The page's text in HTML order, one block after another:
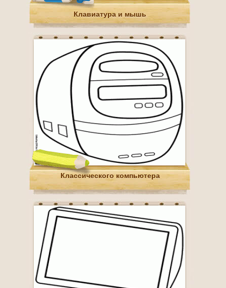
Клавиатура и мышь
Классического компьютера